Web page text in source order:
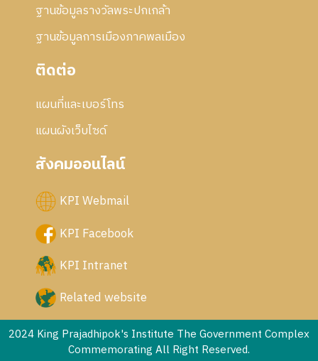
ฐานข้อมูลรางวัลพระปกเกล้า
ฐานข้อมูลการเมืองภาคพลเมือง
ติดต่อ
แผนที่และเบอร์โทร
แผนผังเว็บไซด์
สังคมออนไลน์
KPI Webmail
KPI Facebook
KPI Intranet
Related website
2024 King Prajadhipok's Institute The Government Complex
Commemorating All Right Reserved.